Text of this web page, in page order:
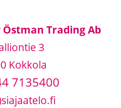
Östman Trading Ab
3
Kokkola
7135400